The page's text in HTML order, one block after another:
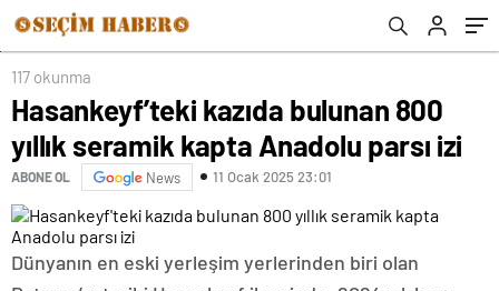
117 okunma
Hasankeyf’teki kazıda bulunan 800
yıllık seramik kapta Anadolu parsı izi
ABONE OL News 11 Ocak 2025 23:01
Dünyanın en eski yerleşim yerlerinden biri olan